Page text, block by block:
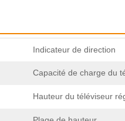
Indicateur de direction
Capacité de charge du
Hauteur du téléviseur